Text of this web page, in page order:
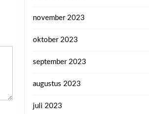
november 2023
oktober 2023
september 2023
augustus 2023
juli 2023